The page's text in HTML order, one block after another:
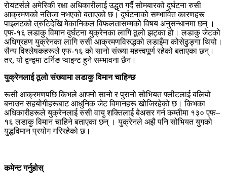
रोयटर्सले अमेरिकी रक्षा अधिकारीलाई उद्धृत गर्दै सोमबारको दुर्घटना रुसी
आक्रमणको नतिजा नभएको बताएको छ। दुर्घटनाको सम्भावित कारणहरू
पाइलटको त्रुटिदेखि मेकानिकल विफलतासम्मको विषय अनुसन्धानमा छन् ।
एफ-१६ लडाकु विमान दुर्घटना युक्रेनका लागि ठूलो झट्का हो। लडाकु जेटको
अधिग्रहण युक्रेनका लागि रुसी आक्रमणविरुद्धको लडाइँमा कोसेढुङ्गा थियो।
सैन्य विश्लेषकहरूले एफ-१६ को सानो संख्या महत्त्वपूर्ण रहेको बताएका छन्।
तर, यो द्वन्द्वमा टर्निङ प्वाइन्ट हुने सम्भावना छैन।
युक्रेनलाई ठूलो संख्यामा लडाकु विमान चाहिन्छ
रूसी आक्रमणपछि किभले आफ्नो सानो र पुरानो सोभियत फ्लीटलाई बलियो
बनाउन सहयोगीहरूबाट आधुनिक जेट विमानहरू खोजिरहेको छ। किभका
अधिकारीहरूले युक्रेनलाई रुसी वायु शक्तिलाई बेअसर गर्न कम्तीमा १३० एफ–
१६ लडाकु विमान चाहिने बताएका छन् । युक्रेनले अझै पनि सोभियत युगको
युद्धविमान प्रयोग गरिरहेको छ।
कमेन्ट गर्नुहोस्